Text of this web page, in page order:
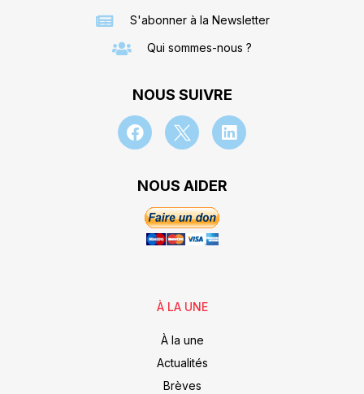
S'abonner à la Newsletter
Qui sommes-nous ?
NOUS SUIVRE
NOUS AIDER
À LA UNE
À la une
Actualités
Brèves